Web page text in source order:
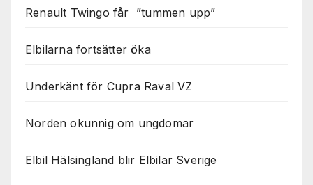
Renault Twingo får ”tummen upp”
Elbilarna fortsätter öka
Underkänt för Cupra Raval VZ
Norden okunnig om ungdomar
Elbil Hälsingland blir Elbilar Sverige